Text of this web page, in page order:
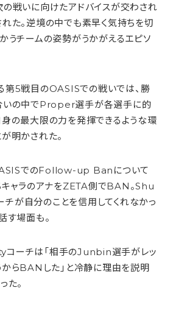
戦いに向けたアドバイスが交わされ
た。逆境の中でも素早く気持ちを切
うチームの姿勢がうかがえるエピソ
第5戦目のOASISでの戦いでは、勝
いの中でProper選手が各選手に的
の最大限の力を発揮できるような環
明かされた。
でのFollow-up Banについて
ャラのアナをZETA側でBAN。Shu
が自分のことを信用してくれなかっ
す場面も。
コーチは「相手のJunbin選手がレッ
らBANした」と冷静に理由を説明
た。